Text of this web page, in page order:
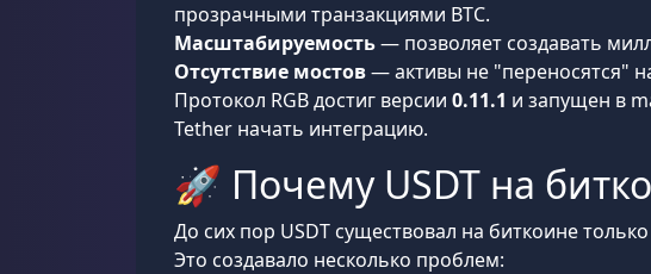
прозрачными транзакциями BTC.
Масштабируемость— позволяет создавать
Отсутствие мостов— активы не "переносятся"
Протокол RGB достиг версии 0.11.1 и запущен в
Tether начать интеграцию.
🚀 Почему USDT на
До сих пор USDT существовал на биткоине только
Это создавало несколько проблем: